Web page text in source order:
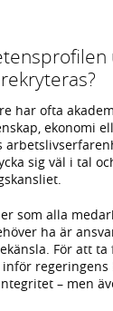
har ofta
ekonomi
sig väl i tal
som alla
ha är
För att
regeringens
– men